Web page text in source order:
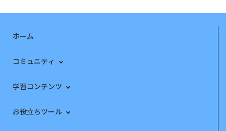
ホーム
コミュニティ
学習コンテンツ
お役立ちツール